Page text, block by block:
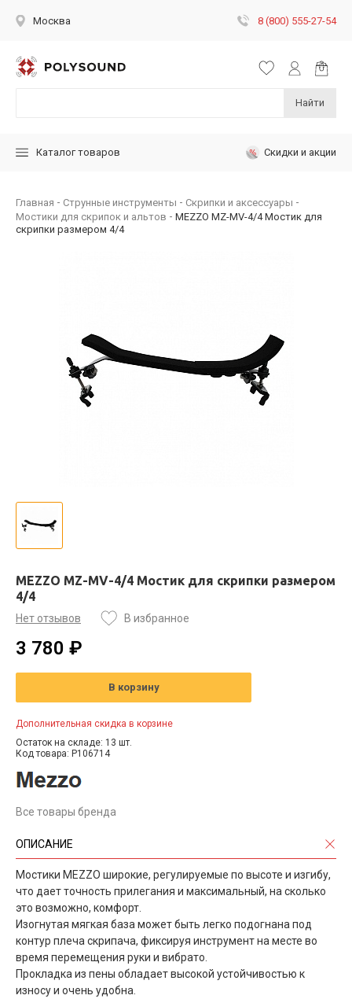
Москва 8 (800) 555-27-54
Найти
Каталог товаров Скидки и акции
Главная Струнные инструменты
Скрипки и аксессуары
Мостики для скрипок и альтов
MEZZO MZ-MV-4/4 Мостик для
скрипки размером 4/4
MEZZO MZ-MV-4/4 Мостик для скрипки размером
4/4
Нет отзывов В избранное
3 780 ₽
В корзину
Дополнительная скидка в корзине
Остаток на складе: 13 шт.
Код товара: P106714
Все товары бренда
ОПИСАНИЕ
Мостики MEZZO широкие, регулируемые по высоте и изгибу,
что дает точность прилегания и максимальный, на сколько
это возможно, комфорт.
Изогнутая мягкая база может быть легко подогнана под
контур плеча скрипача, фиксируя инструмент на месте во
время перемещения руки и вибрато.
Прокладка из пены обладает высокой устойчивостью к
износу и очень удобна.